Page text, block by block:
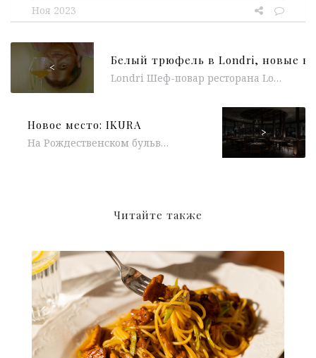
Ноя 2023
<
Londri Шеф-повар ресторана Londri Александра Штепа представил новое special меню с белым трюфелем. Уже можно попробовать тартар из говядины с...
Новое место: IKURA
На Рождественском бульваре (прямо над Горынычем) открылся ресторан IKURA. В концепции проекта — Izakaya nikkei, где сочетаются аутентичность японских ресторанов...
>
Читайте также